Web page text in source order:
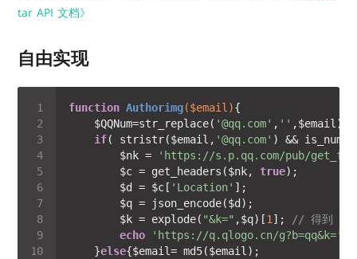
tar API 文档》
自由实现
function Authorimg($email)
    $QQNum=str_replace(
'@qq.com' , '' ,$email);
if( stristr($email, '@qq.com' ) &&
        $nk =
'https://s.p.qq.com/pub/
        $c = get_headers($nk,
true
        $d = $c[
'Location'
        $k = explode(
"&k=" ,$q)[1 ];
// 得到 QQ
echo
'https://q.qlogo.cn/g?b=qq&k='
    }
else